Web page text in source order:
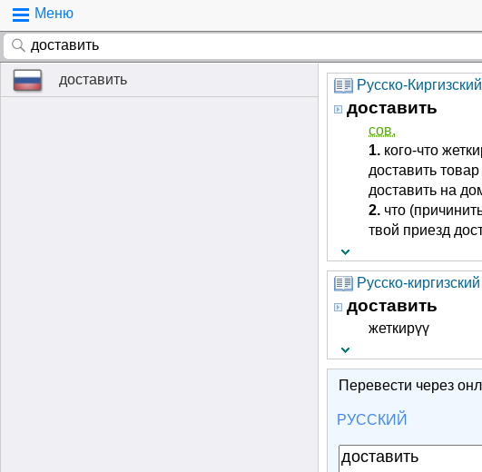
Меню
доставить Русско-
доставить
сов.
1. кого-что
доставить
доставить на
2. что
твой приезд
Русско-
доставить
жеткирүү
Перевести через
РУССКИЙ